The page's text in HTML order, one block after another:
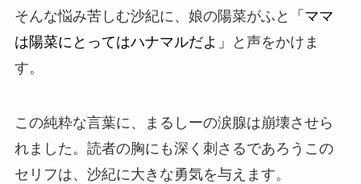
そんな悩み苦しむ沙紀に、娘の陽菜がふと
「ママ
は陽菜にとってはハナマルだよ」
と声をかけま
す。
この純粋な言葉に、まるしーの涙腺は崩壊させら
れました。読者の胸にも深く刺さるであろうこの
セリフは、沙紀に大きな勇気を与えます。